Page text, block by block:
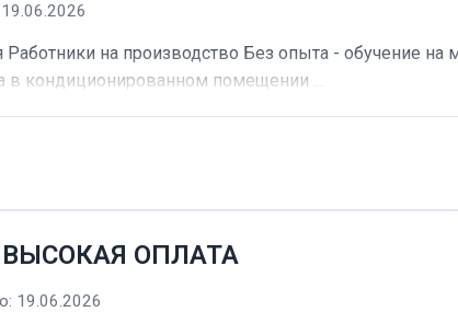
на производство Без опыта - обучение на
в кондиционированном помещении ...
ВЫСОКАЯ ОПЛАТА
19.06.2026